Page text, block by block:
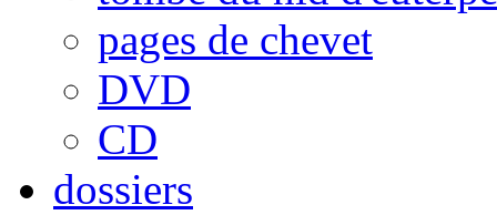
pages de chevet
DVD
CD
dossiers